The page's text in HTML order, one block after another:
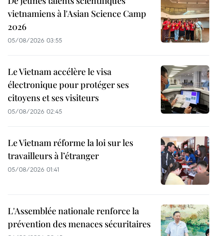
vietnamiens à l'Asian Science Camp
2026
05/08/2026 03:55
Le Vietnam accélère le visa
électronique pour protéger ses
citoyens et ses visiteurs
05/08/2026 02:45
Le Vietnam réforme la loi sur les
travailleurs à l’étranger
05/08/2026 01:41
L'Assemblée nationale renforce la
prévention des menaces sécuritaires